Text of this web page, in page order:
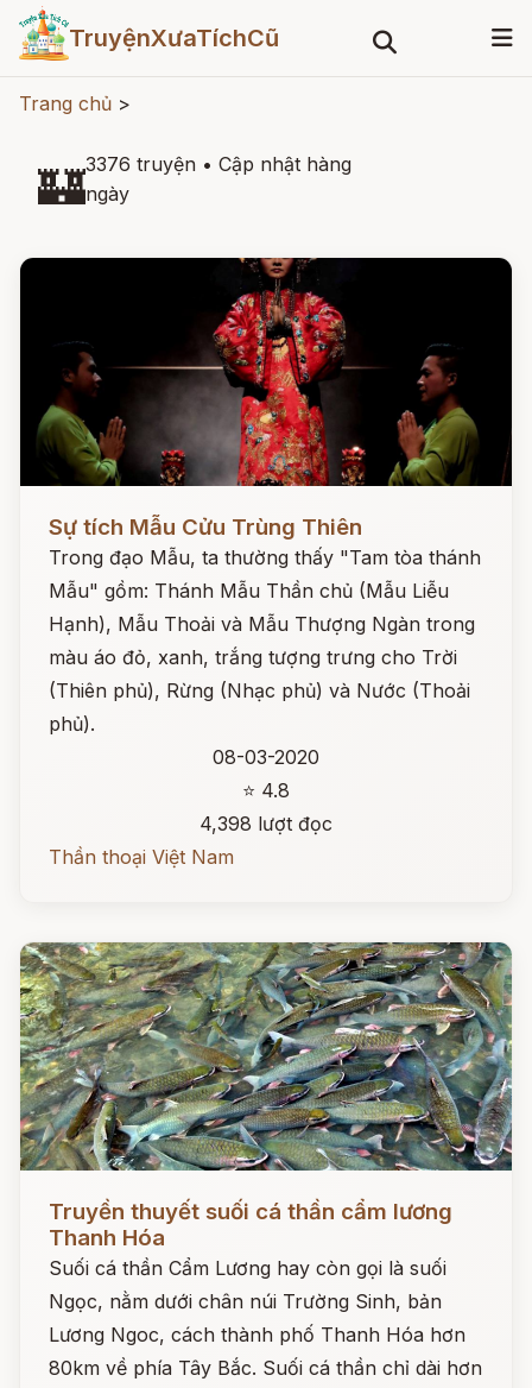
TruyệnXưaTíchCũ
Trang chủ >
🏰3376 truyện • Cập nhật hàng
ngày
Sự tích Mẫu Cửu Trùng Thiên
Trong đạo Mẫu, ta thường thấy "Tam tòa thánh
Mẫu" gồm: Thánh Mẫu Thần chủ (Mẫu Liễu
Hạnh), Mẫu Thoải và Mẫu Thượng Ngàn trong
màu áo đỏ, xanh, trắng tượng trưng cho Trời
(Thiên phủ), Rừng (Nhạc phủ) và Nước (Thoải
phủ).
08-03-2020
⭐ 4.8
4,398 lượt đọc
Thần thoại Việt Nam
Đọc ngay
Truyền thuyết suối cá thần cẩm lương
Thanh Hóa
Suối cá thần Cẩm Lương hay còn gọi là suối
Ngọc, nằm dưới chân núi Trường Sinh, bản
Lương Ngoc, cách thành phố Thanh Hóa hơn
80km về phía Tây Bắc. Suối cá thần chỉ dài hơn